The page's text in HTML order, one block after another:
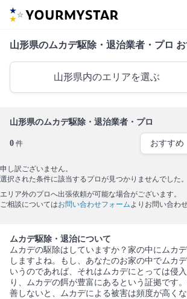
山形県のムカデ駆除・退治業者・プロ
山形県内のエリアを選ぶ
山形県のムカデ駆除・退治業者・プロ
0 件
申し訳ございません。
選択された条件に該当するプロが見つかりませんでした。
エリア外のプロへ出張依頼が可能な場合がございます。
ご相談についてはお問い合わせフォームよりお問い合わ
ムカデ駆除・退治について
ムカデの駆除はしていますか？家の中にムカ
しますよね。もし、あなたのお家の中でムカ
いうのであれば、それはムカデにとっては侵
り、ムカデの餌が豊富にあるという証拠です
善しないと、ムカデによる被害は頻度が高くな